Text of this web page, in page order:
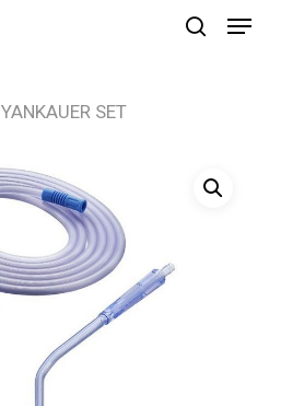
Menu
YANKAUER SET